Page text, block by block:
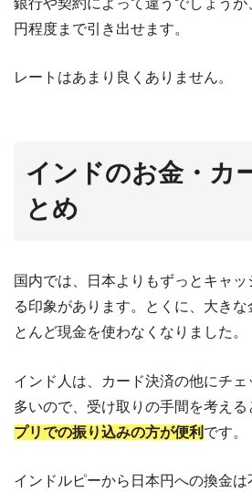
円程度まで引き出せます。
レートはあまり良くありません。
インドのお金・カ
とめ
国内では、日本よりもずっとキャ
る印象があります。とくに、大き
とんど現金を使わなくなりました。
インド人は、カード決済の他にチ
多いので、受け取りの手間を考える
プリでの振り込みの方が便利 です。
インドルピーから日本円への換金は